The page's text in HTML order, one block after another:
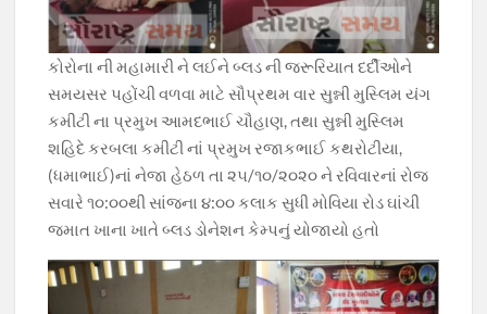
કોરોના ની મહામારી ને લઈને બ્લડ ની જરૂરિયાત દર્દીઓને
સમયસર પહોંચી વળવા માટે સૌપ્રથમ વાર સુન્ની મુસ્લિમ યંગ
કમીટી ના પ્રમુખ આમદભાઈ ચૌહાણ, તથા સુન્ની મુસ્લિમ
શહિદે કરબલા કમીટી નાં પ્રમુખ રજાકભાઈ કથરોટીયા,
(ધમાભાઈ)નાં નેજા હેઠળ તા ૨૫/૧૦/૨૦૨૦ ને રવિવારનાં રોજ
સવારે ૧૦:૦૦થી સાંજના ૪:૦૦ કલાક સુધી મોવિયા રોડ ઘાંચી
જમાત ખાના ખાતે બ્લડ ડોનેશન કેમ્પનું યોજાયો હતો